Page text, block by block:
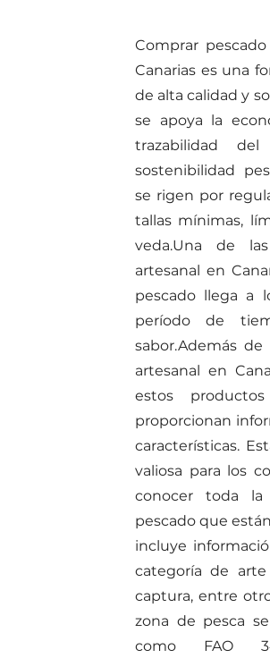
Comprar
Canarias es una
de alta calidad y
se apoya la
trazabilidad
sostenibilidad
se rigen por
tallas mínimas,
veda.Una de
artesanal en
pescado llega a
período de
sabor.Además de
artesanal en
estos
proporcionan
características.
valiosa para los
conocer toda la
pescado que
incluye
categoría de
captura, entre
zona de pesca
como FAO